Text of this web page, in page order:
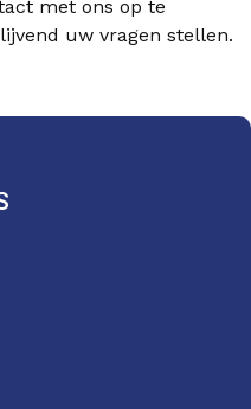
met ons op te
uw vragen stellen.